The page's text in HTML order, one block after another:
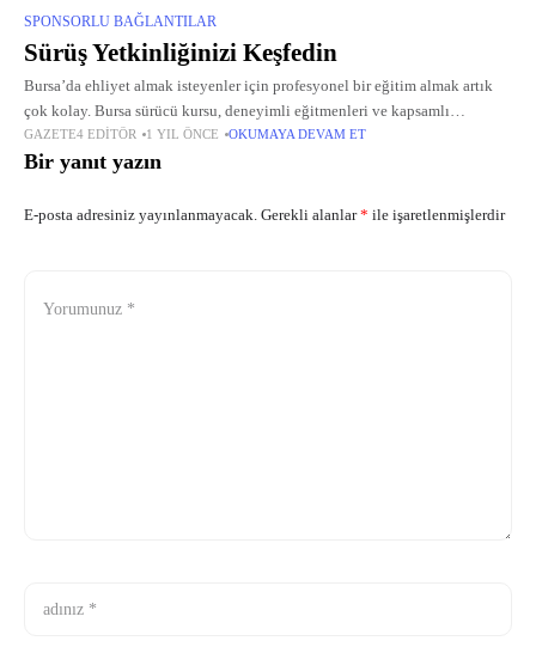
SPONSORLU BAĞLANTILAR
Sürüş Yetkinliğinizi Keşfedin
Bursa’da ehliyet almak isteyenler için profesyonel bir eğitim almak artık
çok kolay. Bursa sürücü kursu, deneyimli eğitmenleri ve kapsamlı
müfredatıyla sürücü adaylarının yanında yer alıyor.
GAZETE4 EDITÖR 1 YIL ÖNCE OKUMAYA DEVAM ET
Bir yanıt yazın
E-posta adresiniz yayınlanmayacak. Gerekli alanlar* ile işaretlenmişlerdir